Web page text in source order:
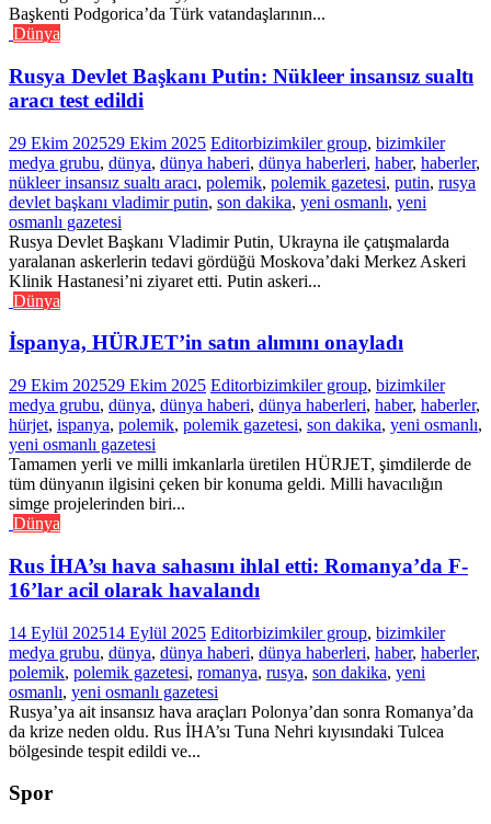
Başkenti Podgorica’da Türk vatandaşlarının...
Dünya
Rusya Devlet Başkanı Putin: Nükleer insansız sualtı
aracı test edildi
29 Ekim 202529 Ekim 2025 Editorbizimkiler group, bizimkiler
medya grubu, dünya, dünya haberi, dünya haberleri, haber, haberler,
nükleer insansız sualtı aracı, polemik, polemik gazetesi, putin, rusya
devlet başkanı vladimir putin, son dakika, yeni osmanlı, yeni
osmanlı gazetesi
Rusya Devlet Başkanı Vladimir Putin, Ukrayna ile çatışmalarda
yaralanan askerlerin tedavi gördüğü Moskova’daki Merkez Askeri
Klinik Hastanesi’ni ziyaret etti. Putin askeri...
Dünya
İspanya, HÜRJET’in satın alımını onayladı
29 Ekim 202529 Ekim 2025 Editorbizimkiler group, bizimkiler
medya grubu, dünya, dünya haberi, dünya haberleri, haber, haberler,
hürjet, ispanya, polemik, polemik gazetesi, son dakika, yeni osmanlı,
yeni osmanlı gazetesi
Tamamen yerli ve milli imkanlarla üretilen HÜRJET, şimdilerde de
tüm dünyanın ilgisini çeken bir konuma geldi. Milli havacılığın
simge projelerinden biri...
Dünya
Rus İHA’sı hava sahasını ihlal etti: Romanya’da F-
16’lar acil olarak havalandı
14 Eylül 202514 Eylül 2025 Editorbizimkiler group, bizimkiler
medya grubu, dünya, dünya haberi, dünya haberleri, haber, haberler,
polemik, polemik gazetesi, romanya, rusya, son dakika, yeni
osmanlı, yeni osmanlı gazetesi
Rusya’ya ait insansız hava araçları Polonya’dan sonra Romanya’da
da krize neden oldu. Rus İHA’sı Tuna Nehri kıyısındaki Tulcea
bölgesinde tespit edildi ve...
Spor